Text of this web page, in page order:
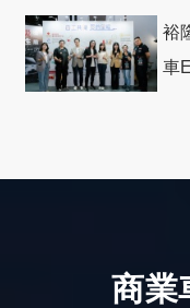
裕
車
商業